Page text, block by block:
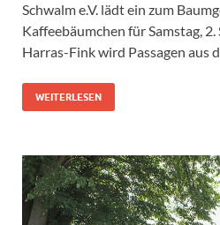
Schwalm e.V. lädt ein zum
Kaffeebäumchen für Samstag,
Harras-Fink wird Passagen aus
WEITERLESEN